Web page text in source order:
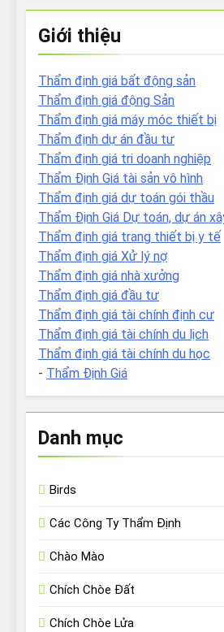
Giới thiệu
Thẩm định giá bất động sản
Thẩm định giá động Sản
Thẩm định giá máy móc thiết bị
Thẩm định dự án đầu tư
Thẩm định giá tri doanh nghiệp
Thẩm Định Giá tài sản vô hình
Thẩm định giá dự toán gói thầu
Thẩm Định Giá Dự toán, dự án
Thẩm định giá trang thiết bị y tế
Thẩm định giá Xử lý nợ
Thẩm định giá nhà xưởng
Thẩm định giá đầu tư
Thẩm định giá tài chính định cư
Thẩm định giá tài chính du lịch
Thẩm định giá tài chính du học
- Thẩm Định Giá
Danh mục
Birds
Các Công Ty Thẩm Định
Chào Mào
Chích Chòe Đất
Chích Chòe Lửa